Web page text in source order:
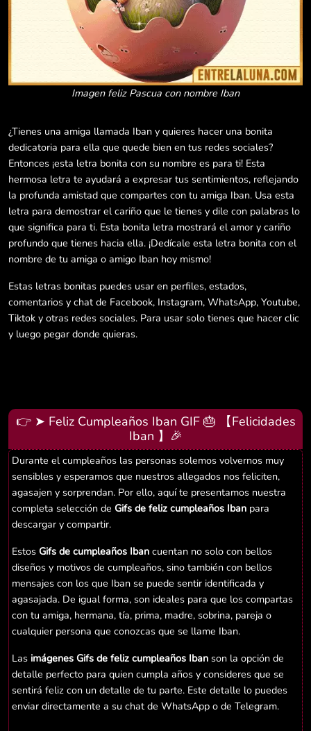
Imagen feliz Pascua con nombre Iban
¿Tienes una amiga llamada Iban y quieres hacer una bonita
dedicatoria para ella que quede bien en tus redes sociales?
Entonces ¡esta letra bonita con su nombre es para ti! Esta
hermosa letra te ayudará a expresar tus sentimientos, reflejando
la profunda amistad que compartes con tu amiga Iban. Usa esta
letra para demostrar el cariño que le tienes y dile con palabras lo
que significa para ti. Esta bonita letra mostrará el amor y cariño
profundo que tienes hacia ella. ¡Dedícale esta letra bonita con el
nombre de tu amiga o amigo Iban hoy mismo!
Estas letras bonitas puedes usar en perfiles, estados,
comentarios y chat de Facebook, Instagram, WhatsApp, Youtube,
Tiktok y otras redes sociales. Para usar solo tienes que hacer clic
y luego pegar donde quieras.
👉 ➤ Feliz Cumpleaños Iban GIF 🎂 【Felicidades
Iban 】🎉
Durante el cumpleaños las personas solemos volvernos muy
sensibles y esperamos que nuestros allegados nos feliciten,
agasajen y sorprendan. Por ello, aquí te presentamos nuestra
completa selección de Gifs de feliz cumpleaños Iban para
descargar y compartir.
Estos Gifs de cumpleaños Iban cuentan no solo con bellos
diseños y motivos de cumpleaños, sino también con bellos
mensajes con los que Iban se puede sentir identificada y
agasajada. De igual forma, son ideales para que los compartas
con tu amiga, hermana, tía, prima, madre, sobrina, pareja o
cualquier persona que conozcas que se llame Iban.
Las imágenes Gifs de feliz cumpleaños Iban son la opción de
detalle perfecto para quien cumpla años y consideres que se
sentirá feliz con un detalle de tu parte. Este detalle lo puedes
enviar directamente a su chat de WhatsApp o de Telegram.